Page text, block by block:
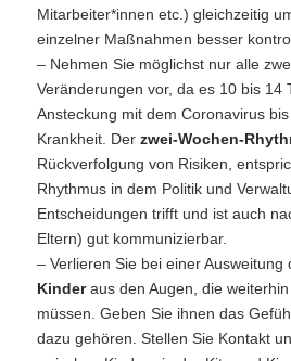
Mitarbeiter*innen etc.) gleichzeitig
einzelner Maßnahmen besser
– Nehmen Sie möglichst nur alle
Veränderungen vor, da es 10 bis 14
Ansteckung mit dem Coronavirus
Krankheit. Der zwei-Wochen-
Rückverfolgung von Risiken,
Rhythmus in dem Politik und
Entscheidungen trifft und ist auch
Eltern) gut kommunizierbar.
– Verlieren Sie bei einer
Kinderaus den Augen, die weiterhin
müssen. Geben Sie ihnen das
dazu gehören. Stellen Sie Kontakt